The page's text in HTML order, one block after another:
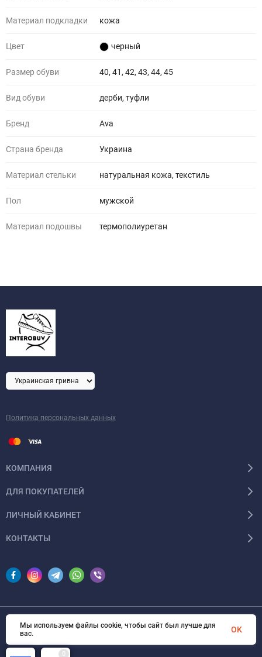
Материал подкладки кожа
Цвет черный
Размер обуви 40, 41, 42, 43, 44, 45
Вид обуви дерби, туфли
Бренд Ava
Страна бренда Украина
Материал стельки натуральная кожа, текстиль
Пол мужской
Материал подошвы термополиуретан
Политика персональных данных
КОМПАНИЯ
ДЛЯ ПОКУПАТЕЛЕЙ
ЛИЧНЫЙ КАБИНЕТ
КОНТАКТЫ
© 2026 InSale. Все права защищены
0
Мы используем файлы cookie, чтобы сайт был лучше для
вас.
OK